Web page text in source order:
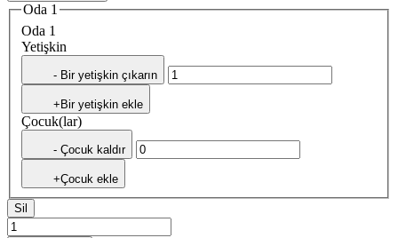
Oda 1
Oda 1
Yetişkin
- Bir yetişkin çıkarın
+Bir yetişkin ekle
Çocuk(lar)
- Çocuk kaldır
+Çocuk ekle
Sil